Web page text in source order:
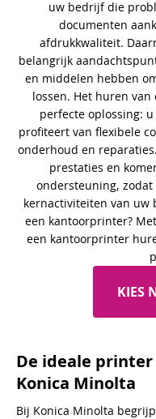
uw bedrijf die
documenten
afdrukkwaliteit.
belangrijk
en middelen hebben
lossen. Het huren
perfecte oplossing:
profiteert van flexibele
onderhoud en
prestaties en
ondersteuning,
kernactiviteiten van uw
een kantoorprinter?
een kantoorprinter
KIES
De ideale
Konica Minolta
Bij Konica Minolta